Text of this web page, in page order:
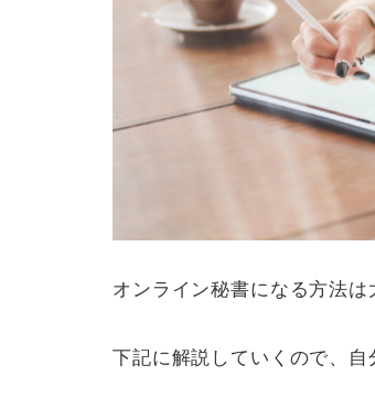
オンライン秘書になる方法は
下記に解説していくので、自